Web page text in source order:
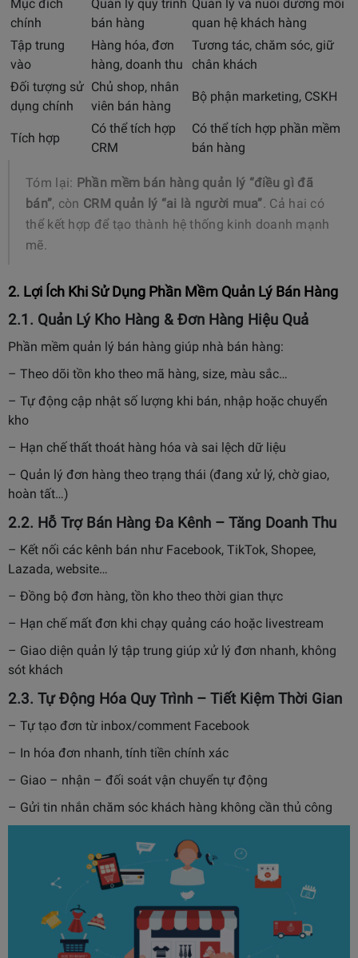
Mục đích
chính
Quản lý quy trình
bán hàng
Quản lý và nuôi dưỡng mối
quan hệ khách hàng
Tập trung
vào
Hàng hóa, đơn
hàng, doanh thu
Tương tác, chăm sóc, giữ
chân khách
Đối tượng sử
dụng chính
Chủ shop, nhân
viên bán hàng
Bộ phận marketing, CSKH
Tích hợp
Có thể tích hợp
CRM
Có thể tích hợp phần mềm
bán hàng
Tóm lại: Phần mềm bán hàng quản lý “điều gì đã
bán”, còn CRM quản lý “ai là người mua”. Cả hai có
thể kết hợp để tạo thành hệ thống kinh doanh mạnh
mẽ.
2. Lợi Ích Khi Sử Dụng Phần Mềm Quản Lý Bán Hàng
2.1. Quản Lý Kho Hàng & Đơn Hàng Hiệu Quả
Phần mềm quản lý bán hàng giúp nhà bán hàng:
– Theo dõi tồn kho theo mã hàng, size, màu sắc…
– Tự động cập nhật số lượng khi bán, nhập hoặc chuyển
kho
– Hạn chế thất thoát hàng hóa và sai lệch dữ liệu
– Quản lý đơn hàng theo trạng thái (đang xử lý, chờ giao,
hoàn tất…)
2.2. Hỗ Trợ Bán Hàng Đa Kênh – Tăng Doanh Thu
– Kết nối các kênh bán như Facebook, TikTok, Shopee,
Lazada, website…
– Đồng bộ đơn hàng, tồn kho theo thời gian thực
– Hạn chế mất đơn khi chạy quảng cáo hoặc livestream
– Giao diện quản lý tập trung giúp xử lý đơn nhanh, không
sót khách
2.3. Tự Động Hóa Quy Trình – Tiết Kiệm Thời Gian
– Tự tạo đơn từ inbox/comment Facebook
– In hóa đơn nhanh, tính tiền chính xác
– Giao – nhận – đối soát vận chuyển tự động
– Gửi tin nhắn chăm sóc khách hàng không cần thủ công